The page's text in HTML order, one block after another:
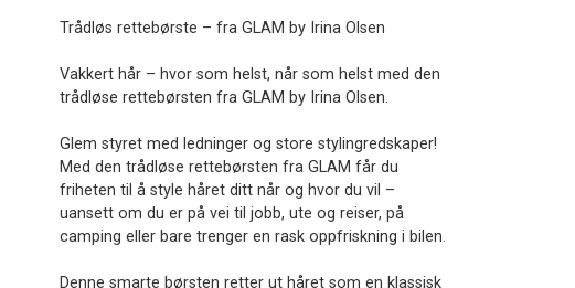
Trådløs rettebørste – fra GLAM by Irina Olsen
Vakkert hår – hvor som helst, når som helst med den
trådløse rettebørsten fra GLAM by Irina Olsen.
Glem styret med ledninger og store stylingredskaper!
Med den trådløse rettebørsten fra GLAM får du
friheten til å style håret ditt når og hvor du vil –
uansett om du er på vei til jobb, ute og reiser, på
camping eller bare trenger en rask oppfriskning i bilen.
Denne smarte børsten retter ut håret som en klassisk